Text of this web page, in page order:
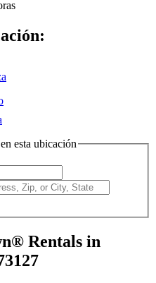
esta ubicación
Rentals in